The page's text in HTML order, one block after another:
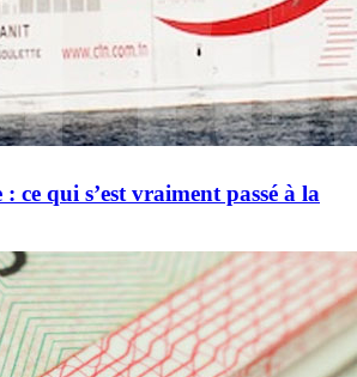
ce qui s’est vraiment passé à la